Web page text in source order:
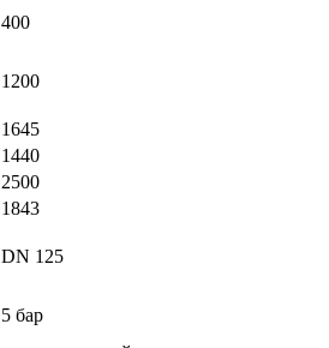
400
1200
1645
1440
2500
1843
DN 125
5 бар